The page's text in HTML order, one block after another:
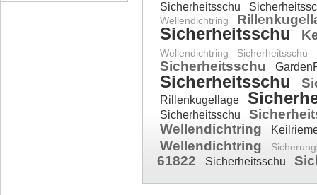
Sicherheitsschu
Wellendichtring
Sicherheitsschu
Wellendichtring Sicherheitsschu
Sicherheitsschu
Sicherheitsschu
Rillenkugellage
Sicherheitsschu
Wellendichtring
Wellendichtring
61822 Sicherheitsschu